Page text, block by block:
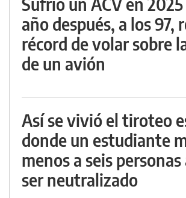
año después, a los 97,
récord de volar sobre
de un avión
Así se vivió el tiroteo
donde un estudiante
menos a seis
ser neutralizado